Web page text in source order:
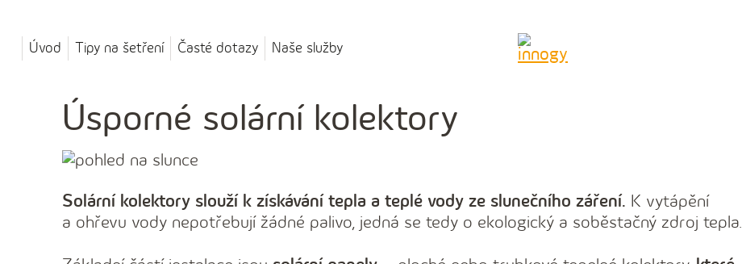
Úvod Tipy na šetření Časté dotazy Naše služby
Úsporné solární kolektory
Solární kolektory slouží k získávání tepla a teplé vody ze slunečního záření. K vytápění
a ohřevu vody nepotřebují žádné palivo, jedná se tedy o ekologický a soběstačný zdroj tepla.